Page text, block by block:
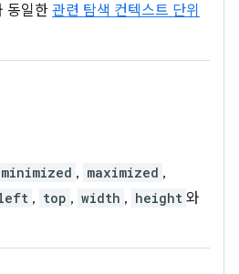
동일한 관련 탐색 컨텍스트 단위
minimized , maximized ,
, top , width , height 와